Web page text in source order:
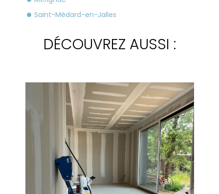
Saint-Médard-en-Jalles
DÉCOUVREZ AUSSI :